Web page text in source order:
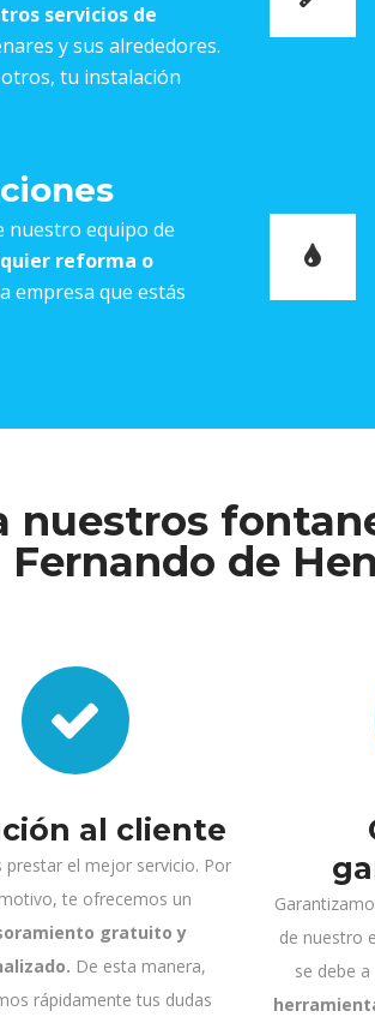
servicios de
y sus alrededores.
tu instalación
nuestro equipo de
reforma o
empresa que estás
nuestros
Fernando de
al cliente
prestar el mejor servicio. Por
te ofrecemos un
gratuito y
De esta manera,
rápidamente tus dudas
de nuestro
se debe